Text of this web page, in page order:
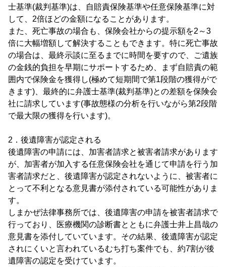
士基準(裁判基準)は、自賠責保険基準や任意保険基準に対
して、2倍ほどの金額になることがあります。
また、死亡事故の場合も、保険会社からの提示額を2～3
倍に大幅増額して解決することもできます。特に死亡事故
の場合は、最終示談に至るまでに時間を要すので、ご遺族
の金銭的負担を早期にサポートするため、まず自賠責の範
囲内で保険金を獲得し(極めて短期間で第1段階の獲得がで
きます)、最終的に弁護士基準(裁判基準)との差額を保険会
社に請求しています(事故態様の分析を行いながら第2段階
で最大限の獲得を行います)。
2．後遺障害が認定される
後遺障害の申請には、加害者請求と被害者請求があります
が、加害者が加入する任意保険会社を通じて申請を行う加
害者請求だと、後遺障害が認定されないように、被害者に
とって不利となる意見書が添付されている可能性がありま
す。
しまかぜ法律事務所では、後遺障害の申請を被害者請求で
行っており、医療機関の診断書とともに弁護士井上昌哉の
意見書を添付していています。その結果、後遺障害が認定
されにくいと言われているむち打ち案件でも、約7割が後
遺障害の認定を受けています。